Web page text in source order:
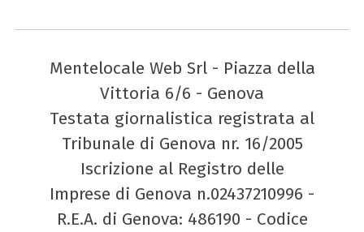
Mentelocale Web Srl - Piazza della
Vittoria 6/6 - Genova
Testata giornalistica registrata al
Tribunale di Genova nr. 16/2005
Iscrizione al Registro delle
Imprese di Genova n.02437210996 -
R.E.A. di Genova: 486190 - Codice